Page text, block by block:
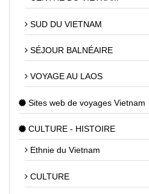
SUD DU VIETNAM
SÉJOUR BALNÉAIRE
VOYAGE AU LAOS
Sites web de voyages Vietnam
CULTURE - HISTOIRE
Ethnie du Vietnam
CULTURE